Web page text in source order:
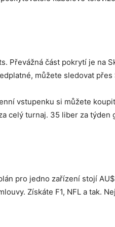
Převážná část pokrytí je na
můžete sledovat
vstupenku si můžete
celý turnaj. 35 liber za týden
pro jedno zařízení stojí
Získáte F1, NFL a tak.